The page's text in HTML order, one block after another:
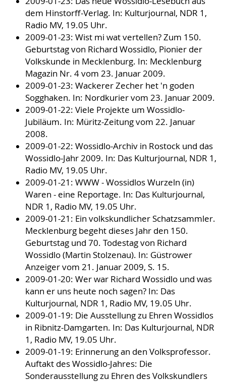
dem Hinstorff-Verlag. In: Kulturjournal, NDR 1,
Radio MV, 19.05 Uhr.
2009-01-23: Wist mi wat vertellen? Zum 150.
Geburtstag von Richard Wossidlo, Pionier der
Volkskunde in Mecklenburg. In: Mecklenburg
Magazin Nr. 4 vom 23. Januar 2009.
2009-01-23: Wackerer Zecher het 'n goden
Sogghaken. In: Nordkurier vom 23. Januar 2009.
2009-01-22: Viele Projekte um Wossidlo-
Jubiläum. In: Müritz-Zeitung vom 22. Januar
2008.
2009-01-22: Wossidlo-Archiv in Rostock und das
Wossidlo-Jahr 2009. In: Das Kulturjournal, NDR 1,
Radio MV, 19.05 Uhr.
2009-01-21: WWW - Wossidlos Wurzeln (in)
Waren - eine Reportage. In: Das Kulturjournal,
NDR 1, Radio MV, 19.05 Uhr.
2009-01-21: Ein volkskundlicher Schatzsammler.
Mecklenburg begeht dieses Jahr den 150.
Geburtstag und 70. Todestag von Richard
Wossidlo (Martin Stolzenau). In: Güstrower
Anzeiger vom 21. Januar 2009, S. 15.
2009-01-20: Wer war Richard Wossidlo und was
kann er uns heute noch sagen? In: Das
Kulturjournal, NDR 1, Radio MV, 19.05 Uhr.
2009-01-19: Die Ausstellung zu Ehren Wossidlos
in Ribnitz-Damgarten. In: Das Kulturjournal, NDR
1, Radio MV, 19.05 Uhr.
2009-01-19: Erinnerung an den Volksprofessor.
Auftakt des Wossidlo-Jahres: Die
Sonderausstellung zu Ehren des Volkskundlers